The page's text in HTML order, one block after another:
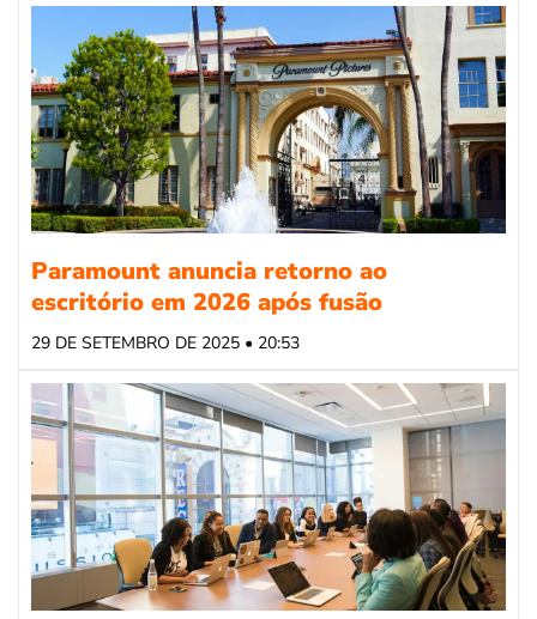
Paramount anuncia retorno ao
escritório em 2026 após fusão
29 DE SETEMBRO DE 2025 • 20:53